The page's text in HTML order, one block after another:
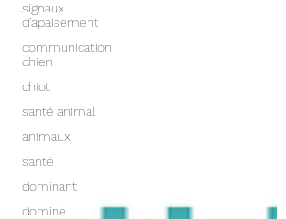
signaux
d'apaisement
communication
chien
chiot
santé animal
animaux
santé
dominant
dominé